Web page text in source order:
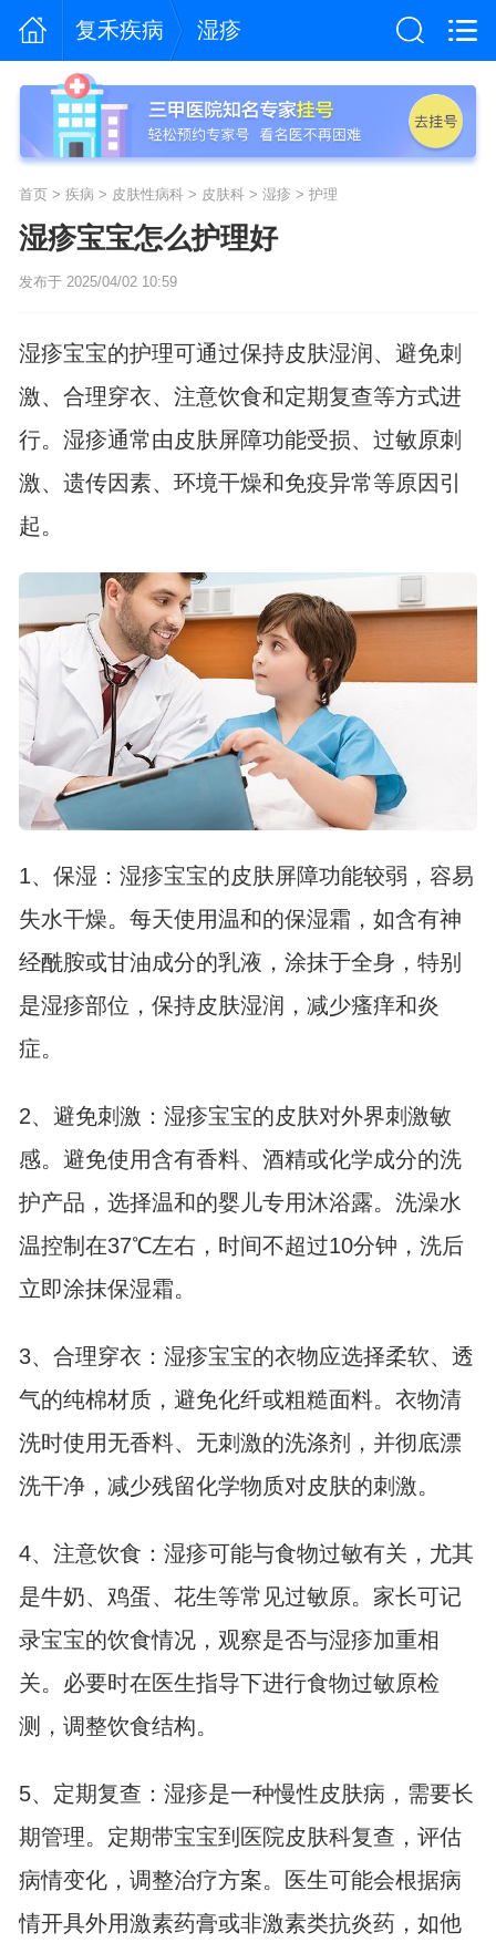
复禾疾病 湿疹
首页> 疾病 > 皮肤性病科> 皮肤科> 湿疹 > 护理
湿疹宝宝怎么护理好
发布于 2025/04/02 10:59
湿疹宝宝的护理可通过保持皮肤湿润、避免刺
激、合理穿衣、注意饮食和定期复查等方式进
行。湿疹通常由皮肤屏障功能受损、过敏原刺
激、遗传因素、环境干燥和免疫异常等原因引
起。
1、保湿：湿疹宝宝的皮肤屏障功能较弱，容易
失水干燥。每天使用温和的保湿霜，如含有神
经酰胺或甘油成分的乳液，涂抹于全身，特别
是湿疹部位，保持皮肤湿润，减少瘙痒和炎
症。
2、避免刺激：湿疹宝宝的皮肤对外界刺激敏
感。避免使用含有香料、酒精或化学成分的洗
护产品，选择温和的婴儿专用沐浴露。洗澡水
温控制在37℃左右，时间不超过10分钟，洗后
立即涂抹保湿霜。
3、合理穿衣：湿疹宝宝的衣物应选择柔软、透
气的纯棉材质，避免化纤或粗糙面料。衣物清
洗时使用无香料、无刺激的洗涤剂，并彻底漂
洗干净，减少残留化学物质对皮肤的刺激。
4、注意饮食：湿疹可能与食物过敏有关，尤其
是牛奶、鸡蛋、花生等常见过敏原。家长可记
录宝宝的饮食情况，观察是否与湿疹加重相
关。必要时在医生指导下进行食物过敏原检
测，调整饮食结构。
5、定期复查：湿疹是一种慢性皮肤病，需要长
期管理。定期带宝宝到医院皮肤科复查，评估
病情变化，调整治疗方案。医生可能会根据病
情开具外用激素药膏或非激素类抗炎药，如他